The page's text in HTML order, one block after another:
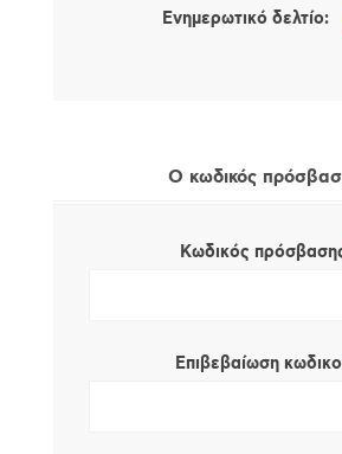
Ενημερωτικό δελτίο:
Ο κωδικός
Κωδικός
Επιβεβαίωση